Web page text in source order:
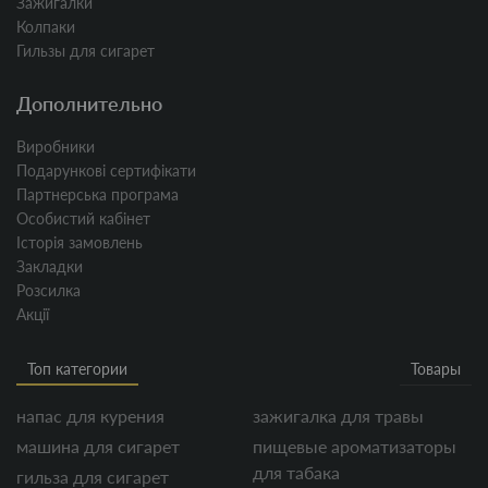
k
r
u
o
-
s
i
l
v
e
r
-
t
r
-
Колпаки
Гильзы для сигарет
Дополнительно
Виробники
Подарункові сертифікати
Партнерська програма
Особистий кабінет
Історія замовлень
Закладки
Розсилка
Акції
Топ категории Товары
напас для курения
машина для сигарет
гильза для сигарет
зажигалка для травы
пищевые ароматизаторы
для табака